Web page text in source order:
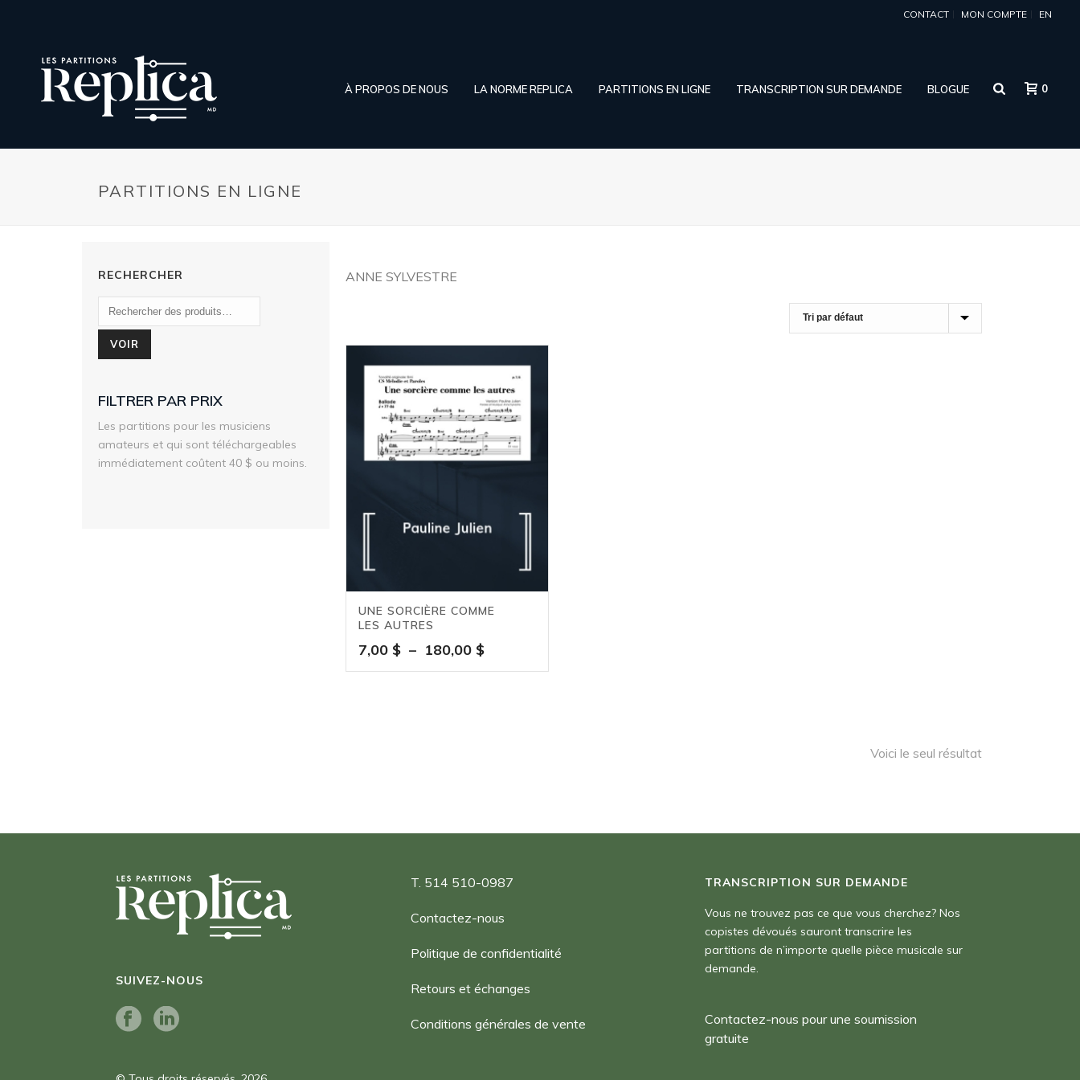
CONTACT MON COMPTE EN
À PROPOS DE NOUS LA NORME REPLICA PARTITIONS EN LIGNE TRANSCRIPTION SUR DEMANDE BLOGUE 0
PARTITIONS EN LIGNE
ANNE SYLVESTRE
UNE SORCIÈRE COMME
LES AUTRES
7,00 $ – 180,00 $Plage
de
Voici le seul résultat
RECHERCHER
VOIR
FILTRER PAR PRIX
Les partitions pour les musiciens
amateurs et qui sont téléchargeables
immédiatement coûtent 40 $ ou moins.
SUIVEZ-NOUS
T. 514 510-0987
Contactez-nous
Politique de confidentialité
Retours et échanges
Conditions générales de vente
TRANSCRIPTION SUR DEMANDE
Vous ne trouvez pas ce que vous cherchez? Nos
copistes dévoués sauront transcrire les
partitions de n’importe quelle pièce musicale sur
demande.
Contactez-nous pour une soumission
gratuite